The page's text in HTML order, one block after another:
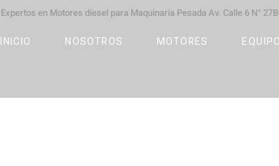
Expertos en Motores díesel para Maquinaria Pesada Av. Calle 6 N°
INICIO NOSOTROS MOTORES